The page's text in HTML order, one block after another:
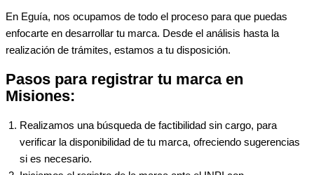
En Eguía, nos ocupamos de todo el proceso para que puedas
enfocarte en desarrollar tu marca. Desde el análisis hasta la
realización de trámites, estamos a tu disposición.
Pasos para registrar tu marca en
Misiones:
Realizamos una búsqueda de factibilidad sin cargo, para
verificar la disponibilidad de tu marca, ofreciendo sugerencias
si es necesario.